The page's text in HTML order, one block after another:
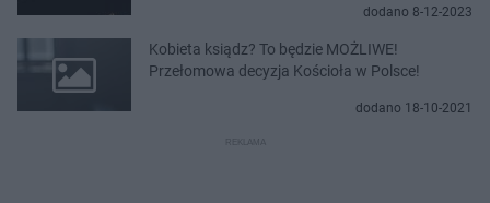
dodano 8-12-2023
Kobieta ksiądz? To będzie MOŻLIWE!
Przełomowa decyzja Kościoła w Polsce!
dodano 18-10-2021